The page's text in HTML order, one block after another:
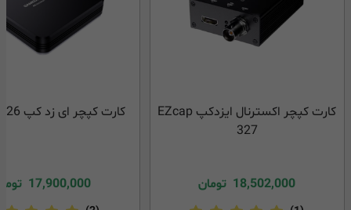
کارت کپچر اکسترنال ایزدکپ EZcap
327
18,502,000 تومان
کارت کپچر ای زد کپ EZCap 326
17,900,000